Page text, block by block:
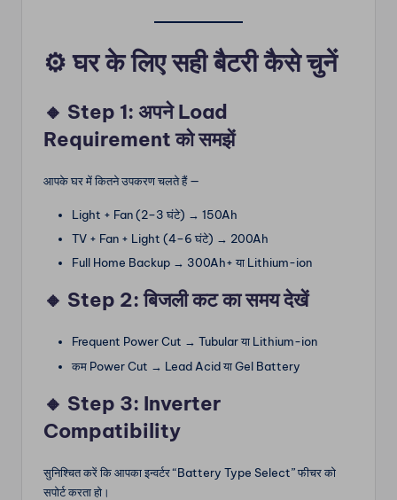
⚙️घर के लिए सही बैटरी कैसे चुनें
🔸 Step 1: अपने Load
Requirement को समझें
आपके घर में कितने उपकरण चलते हैं —
Light + Fan (2–3 घंटे) → 150Ah
TV + Fan + Light (4–6 घंटे) → 200Ah
Full Home Backup → 300Ah+ या Lithium-ion
🔸 Step 2: बिजली कट का समय देखें
Frequent Power Cut → Tubular या Lithium-ion
कम Power Cut → Lead Acid या Gel Battery
🔸 Step 3: Inverter
Compatibility
सुनिश्चित करें कि आपका इन्वर्टर “Battery Type Select” फीचर को
सपोर्ट करता हो।